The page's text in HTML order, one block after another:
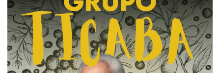
Comissões Internas
Pessoas
Localização
Serviços